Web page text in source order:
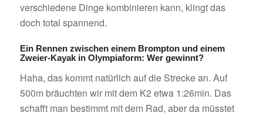
verschiedene Dinge kombinieren kann, klingt das
doch total spannend.
Ein Rennen zwischen einem Brompton und einem
Zweier-Kayak in Olympiaform: Wer gewinnt?
Haha, das kommt natürlich auf die Strecke an. Auf
500m bräuchten wir mit dem K2 etwa 1:26min. Das
schafft man bestimmt mit dem Rad, aber da müsstet